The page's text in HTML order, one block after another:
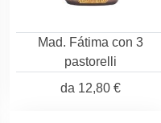
Mad. Fátima con 3
pastorelli
da 12,80 €